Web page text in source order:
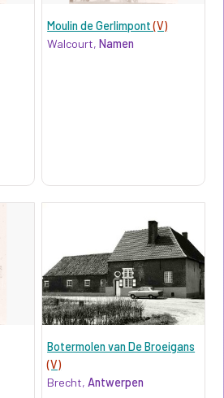
Moulin de Gerlimpont(V)
Walcourt,Namen
Botermolen van De Broeigans
(V)
Brecht,Antwerpen